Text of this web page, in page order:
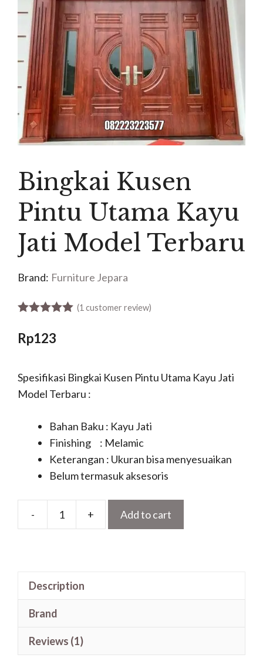
Bingkai Kusen
Pintu Utama Kayu
Jati Model Terbaru
Brand: Furniture Jepara
(1 customer review)
Rp123
Spesifikasi Bingkai Kusen Pintu Utama Kayu Jati
Model Terbaru :
Bahan Baku : Kayu Jati
Finishing : Melamic
Keterangan : Ukuran bisa menyesuaikan
Belum termasuk aksesoris
-
Bingkai
quantity
+ Add to cart
Description
Brand
Reviews (1)